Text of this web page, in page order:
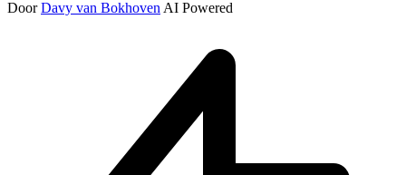
DoorDavy van Bokhoven AI Powered